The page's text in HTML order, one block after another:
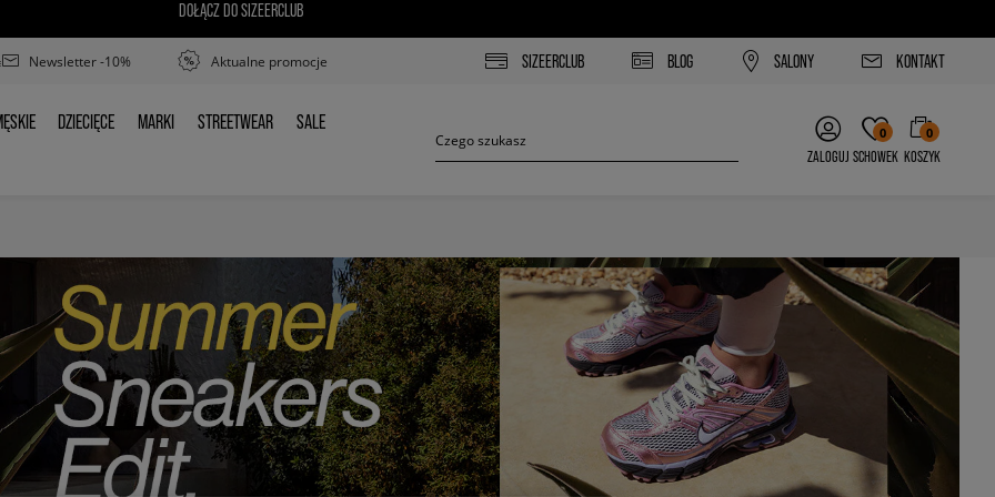
DOŁĄCZ DO SIZEERCLUB
Newsletter -10% Aktualne promocje SIZEERCLUB BLOG SALONY KONTAKT
DZIECIĘCE
DZIECIĘCE MARKI
MARKI STREETWEAR
STREETWEAR SALE
SALE
ZALOGUJ
0
SCHOWEK
0
KOSZYK